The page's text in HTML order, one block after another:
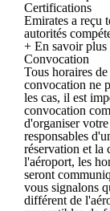
Certifications
Emirates a reçu
autorités
+ En savoir plus
Convocation
Tous horaires
convocation ne
les cas, il est
convocation
d'organiser
responsables
réservation et la
l'aéroport, les
seront
vous signalons
différent de